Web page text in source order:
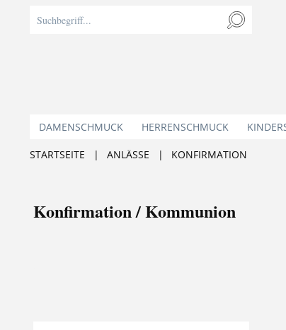
DAMENSCHMUCK HERRENSCHMUCK
STARTSEITE | ANLÄSSE | KONFIRMATION
Konfirmation / Kommunion